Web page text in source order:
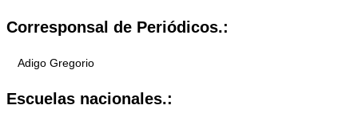
Corresponsal de Periódicos.:
Adigo Gregorio
Escuelas nacionales.: